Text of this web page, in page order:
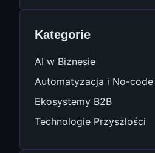
Kategorie
AI w Biznesie
Automatyzacja i No-code
Ekosystemy B2B
Technologie Przyszłości